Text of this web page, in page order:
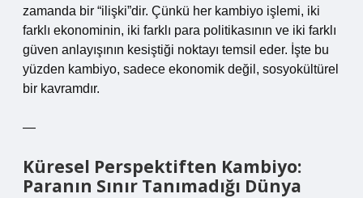
zamanda bir “ilişki”dir. Çünkü her kambiyo işlemi, iki
farklı ekonominin, iki farklı para politikasının ve iki farklı
güven anlayışının kesiştiği noktayı temsil eder. İşte bu
yüzden kambiyo, sadece ekonomik değil, sosyokültürel
bir kavramdır.
—
Küresel Perspektiften Kambiyo:
Paranın Sınır Tanımadığı Dünya